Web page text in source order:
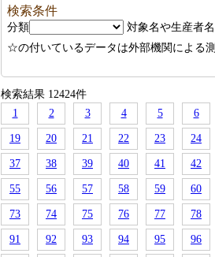
検索条件
分類
対象名や生産者
☆の付いているデータは外部機関による測
検索結果 12424件
1
2 3 4 5 6
19 20 21 22 23 24
37 38 39 40 41 42
55 56 57 58 59 60
73 74 75 76 77 78
91 92 93 94 95 96